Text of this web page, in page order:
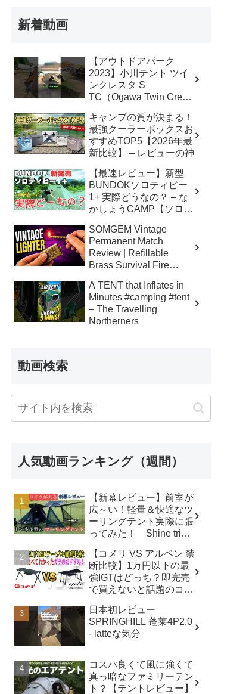
新着動画
【アウトドアパーク
2023】小川テント ツイ
ンクレスタ S
TC（Ogawa Twin Cresta
介 #Short #ショート –
akoakoa
キャンプの質が決まる！
最強クーラーボックスお
すすめTOP5【2026年最
新比較】 – レビューの神
【最速レビュー】新型
BUNDOKソロティピー
1+ 実際どうなの？ – な
かしょうCAMP【ソロキ
ン】
SOMGEM Vintage
Permanent Match
Review | Refillable
Brass Survival Fire
Honest Reviews
A TENT that Inflates in
Minutes #camping #tent
– The Travelling
Northerners
動画検索
人気動画ランキング（週間）
【新幕レビュー】前室が
広～い！軽量＆快適なツ
ーリングテント実際に張
ってみた！ Shine trip
な気分
【コメリ VS アルペン 禁
断比較】1万円以下の最
強IGTはどっち？即完売
で買えないと話題のコメ
ー！【アウトドアシステ
ムテーブル VS アルミユ
ニットテーブル】 - ヤミ
日本初レビュー
SPRINGHILL 蓬莱4P2.0
- latteな気分
コスパ良くて風に強くて
真っ暗なファミリーテン
ト？【テントレビュー】